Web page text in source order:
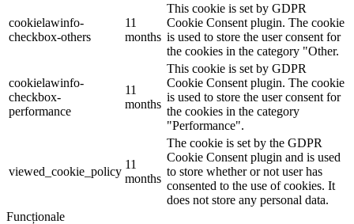
cookielawinfo-
checkbox-others
11
months
This cookie is set by GDPR
Cookie Consent plugin. The cookie
is used to store the user consent for
the cookies in the category "Other.
cookielawinfo-
checkbox-
performance
11
months
This cookie is set by GDPR
Cookie Consent plugin. The cookie
is used to store the user consent for
the cookies in the category
"Performance".
viewed_cookie_policy
11
months
The cookie is set by the GDPR
Cookie Consent plugin and is used
to store whether or not user has
consented to the use of cookies. It
does not store any personal data.
Funcționale